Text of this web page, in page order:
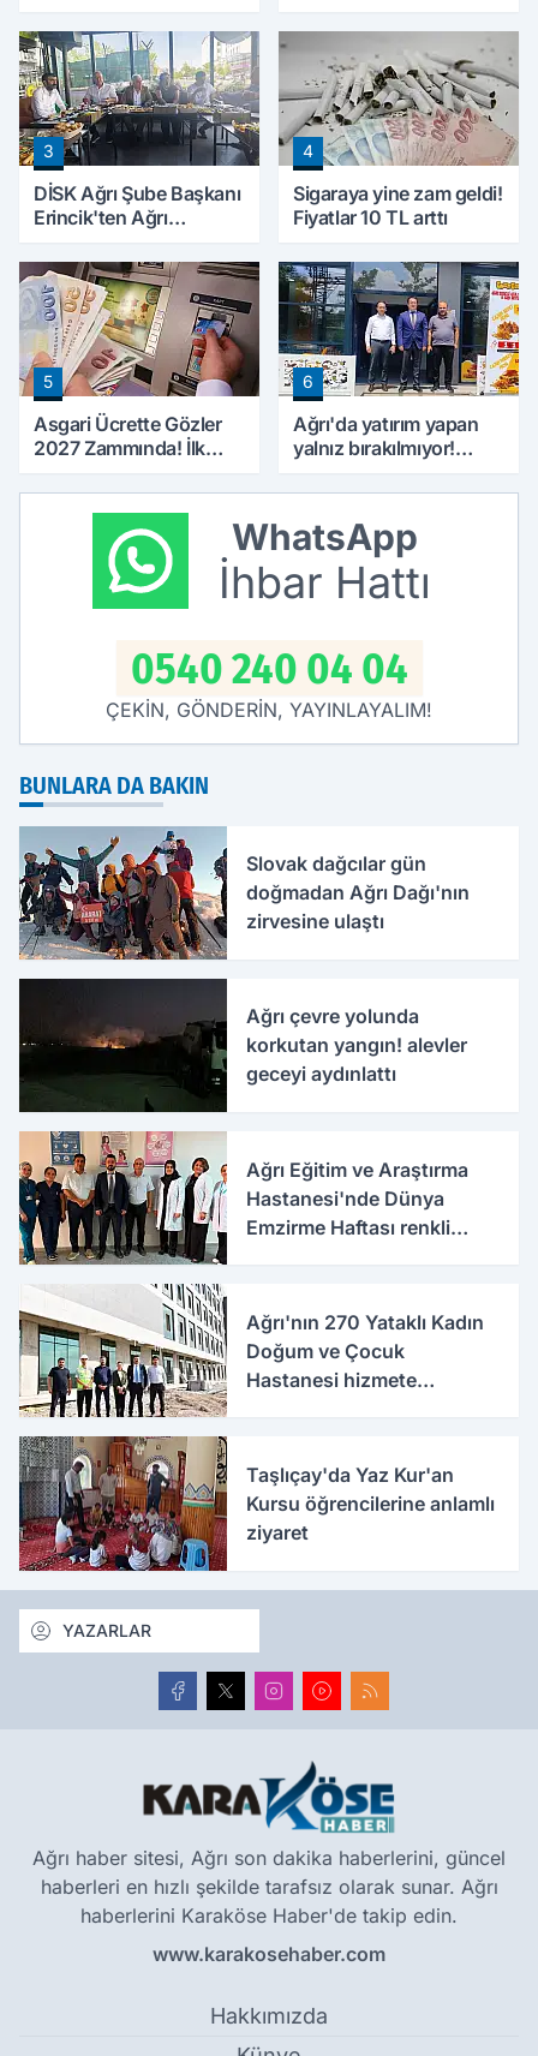
Borçları Aylıklardan
Tahsil Edilecek
3
DİSK Ağrı Şube Başkanı
Erincik'ten Ağrı
4
Sigaraya yine zam geldi!
Fiyatlar 10 TL arttı
5
Asgari Ücrette Gözler
2027 Zammında! İlk
Ödeneceği Tarih
Netleşti
6
Ağrı'da yatırım yapan
yalnız bırakılmıyor!
ziyaret
WhatsApp
İhbar Hattı
0540 240 04 04
ÇEKİN, GÖNDERİN, YAYINLAYALIM!
BUNLARA DA BAKIN
Slovak dağcılar gün
doğmadan Ağrı Dağı'nın
zirvesine ulaştı
Ağrı çevre yolunda
korkutan yangın! alevler
geceyi aydınlattı
Ağrı Eğitim ve Araştırma
Hastanesi'nde Dünya
Emzirme Haftası renkli
Ağrı'nın 270 Yataklı Kadın
Doğum ve Çocuk
Hastanesi hizmete
Taşlıçay'da Yaz Kur'an
Kursu öğrencilerine anlamlı
ziyaret
YAZARLAR
Ağrı haber sitesi, Ağrı son dakika haberlerini, güncel
haberleri en hızlı şekilde tarafsız olarak sunar. Ağrı
haberlerini Karaköse Haber'de takip edin.
www.karakosehaber.com
Hakkımızda